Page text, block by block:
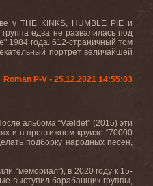
у THE KINKS, HUMBLE PIE и
едва не развалилась под
" 1984 года. 612-страничный том
портрет величайшей
Roman P-V - 25.12.2021 14:55:03
альбома “Væ ldet” (2015) эти
и в престижном круизе “70000
подборку народных песен,
“мемориал”), в 2020 году к 15-
выступил барабанщик группы,